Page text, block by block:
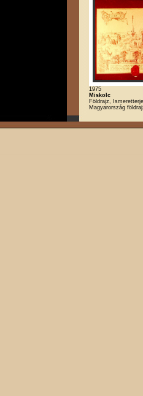
1975
Miskolc
Földrajz,
Magyarország